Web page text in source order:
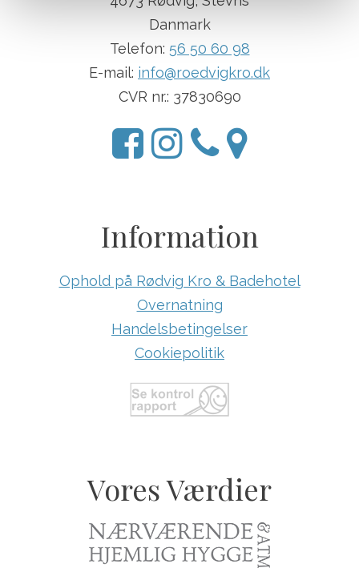
Danmark
Telefon: 56 50 60 98
E-mail: info@roedvigkro.dk
CVR nr.: 37830690
Information
Ophold på Rødvig Kro & Badehotel
Overnatning
Handelsbetingelser
Cookiepolitik
Vores Værdier